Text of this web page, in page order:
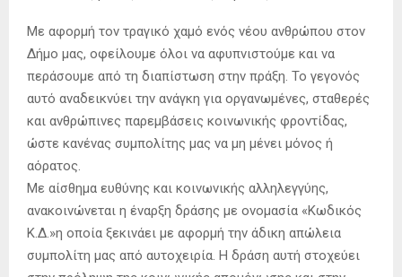
Με αφορμή τον τραγικό χαμό ενός νέου ανθρώπου στον
Δήμο μας, οφείλουμε όλοι να αφυπνιστούμε και να
περάσουμε από τη διαπίστωση στην πράξη. Το γεγονός
αυτό αναδεικνύει την ανάγκη για οργανωμένες, σταθερές
και ανθρώπινες παρεμβάσεις κοινωνικής φροντίδας,
ώστε κανένας συμπολίτης μας να μη μένει μόνος ή
αόρατος.
Με αίσθημα ευθύνης και κοινωνικής αλληλεγγύης,
ανακοινώνεται η έναρξη δράσης με ονομασία «Κωδικός
Κ.Δ.»η οποία ξεκινάει με αφορμή την άδικη απώλεια
συμπολίτη μας από αυτοχειρία. Η δράση αυτή στοχεύει